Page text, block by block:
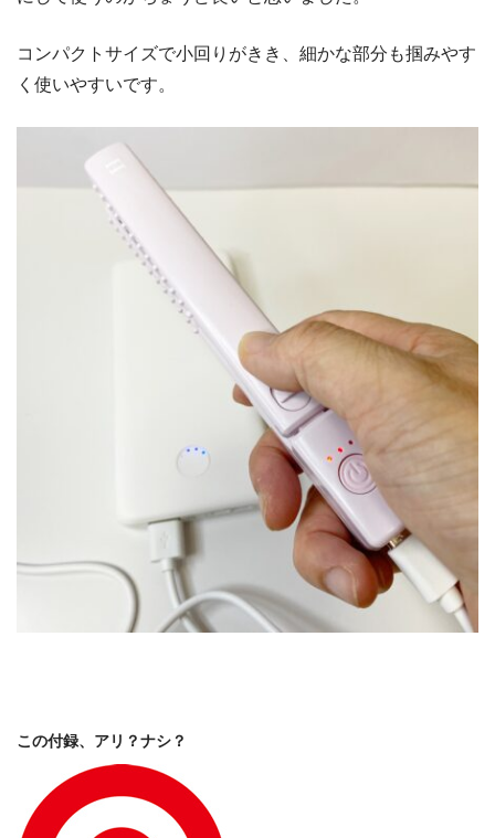
コンパクトサイズで小回りがきき、細かな部分も掴みやす
く使いやすいです。
この付録、アリ？ナシ？